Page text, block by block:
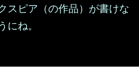
スピア（の作品）が書けな
にね。